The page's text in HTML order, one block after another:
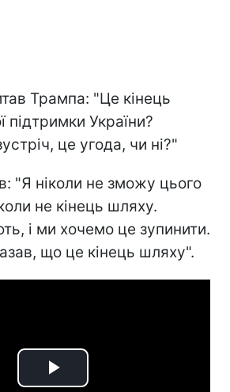
Трампа: "Це кінець
підтримки України?
це угода, чи ні?"
"Я ніколи не зможу цього
не кінець шляху.
і ми хочемо це зупинити.
що це кінець шляху".
Play